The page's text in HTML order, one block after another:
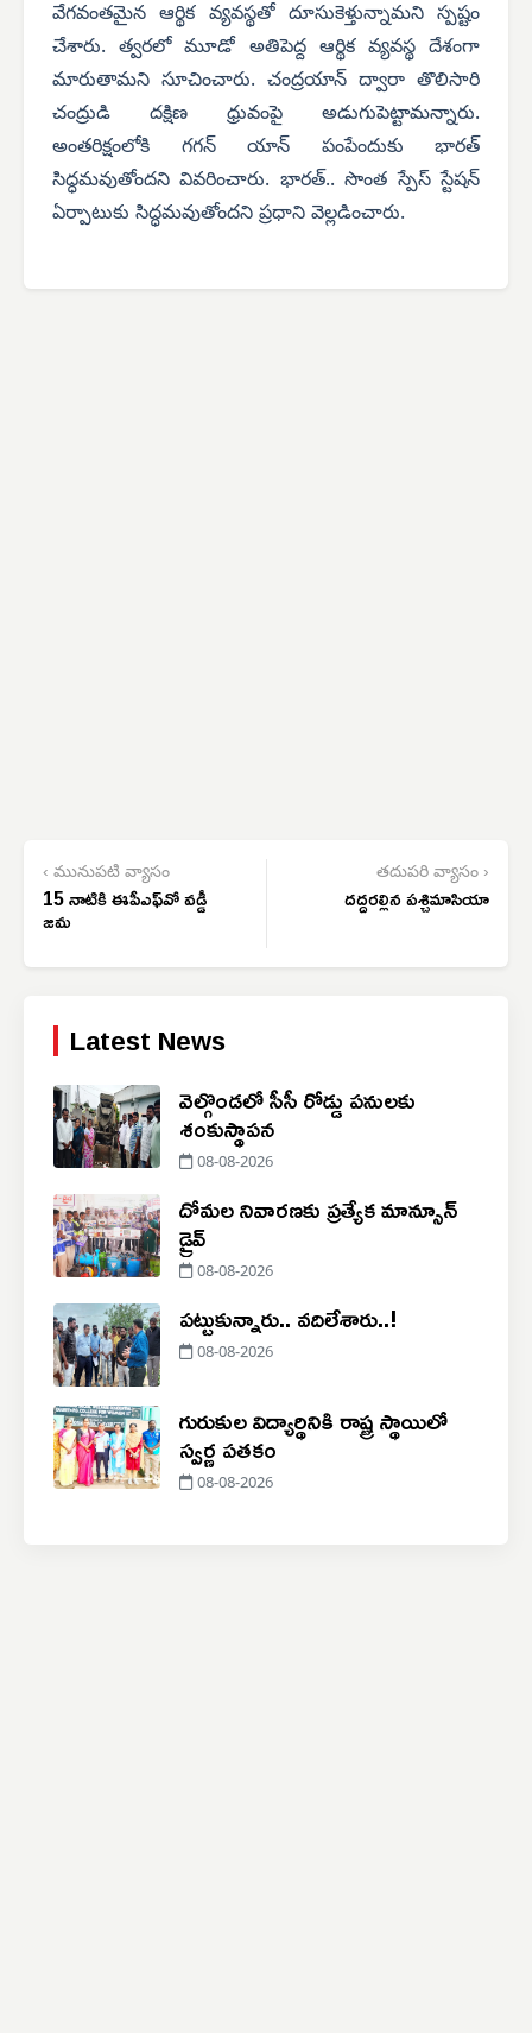
వేగవంతమైన ఆర్థిక వ్యవస్థతో దూసుకెళ్తున్నామని స్పష్టం
చేశారు. త్వరలో మూడో అతిపెద్ద ఆర్థిక వ్యవస్థ దేశంగా
మారుతామని సూచించారు. చంద్రయాన్ ద్వారా తొలిసారి
చంద్రుడి దక్షిణ ధ్రువంపై అడుగుపెట్టామన్నారు.
అంతరిక్షంలోకి గగన్ యాన్ పంపేందుకు భారత్
సిద్ధమవుతోందని వివరించారు. భారత్.. సొంత స్పేస్ స్టేషన్
ఏర్పాటుకు సిద్ధమవుతోందని ప్రధాని వెల్లడించారు.
‹ మునుపటి వ్యాసం
15 నాటికి ఈపీఎఫ్‌వో వడ్డీ
జమ
తదుపరి వ్యాసం ›
దద్దరల్లిన పశ్చిమాసియా
Latest News
వెల్గొండలో సీసీ రోడ్డు పనులకు
శంకుస్థాపన
08-08-2026
దోమల నివారణకు ప్రత్యేక మాన్సూన్
డ్రైవ్
08-08-2026
పట్టుకున్నారు.. వదిలేశారు..!
08-08-2026
గురుకుల విద్యార్థినికి రాష్ట్ర స్థాయిలో
స్వర్ణ పతకం
08-08-2026